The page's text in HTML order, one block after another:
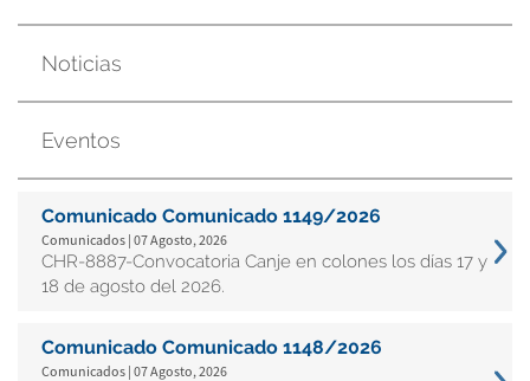
Noticias
Eventos
Comunicado Comunicado 1149/2026
Comunicados | 07 Agosto, 2026
CHR-8887-Convocatoria Canje en colones los días 17 y
18 de agosto del 2026.
Comunicado Comunicado 1148/2026
Comunicados | 07 Agosto, 2026